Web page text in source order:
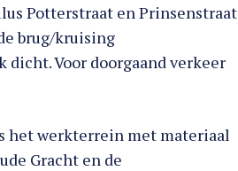
Potterstraat en Prinsenstraat
brug/kruising
Voor doorgaand verkeer
het werkterrein met materiaal
Gracht en de